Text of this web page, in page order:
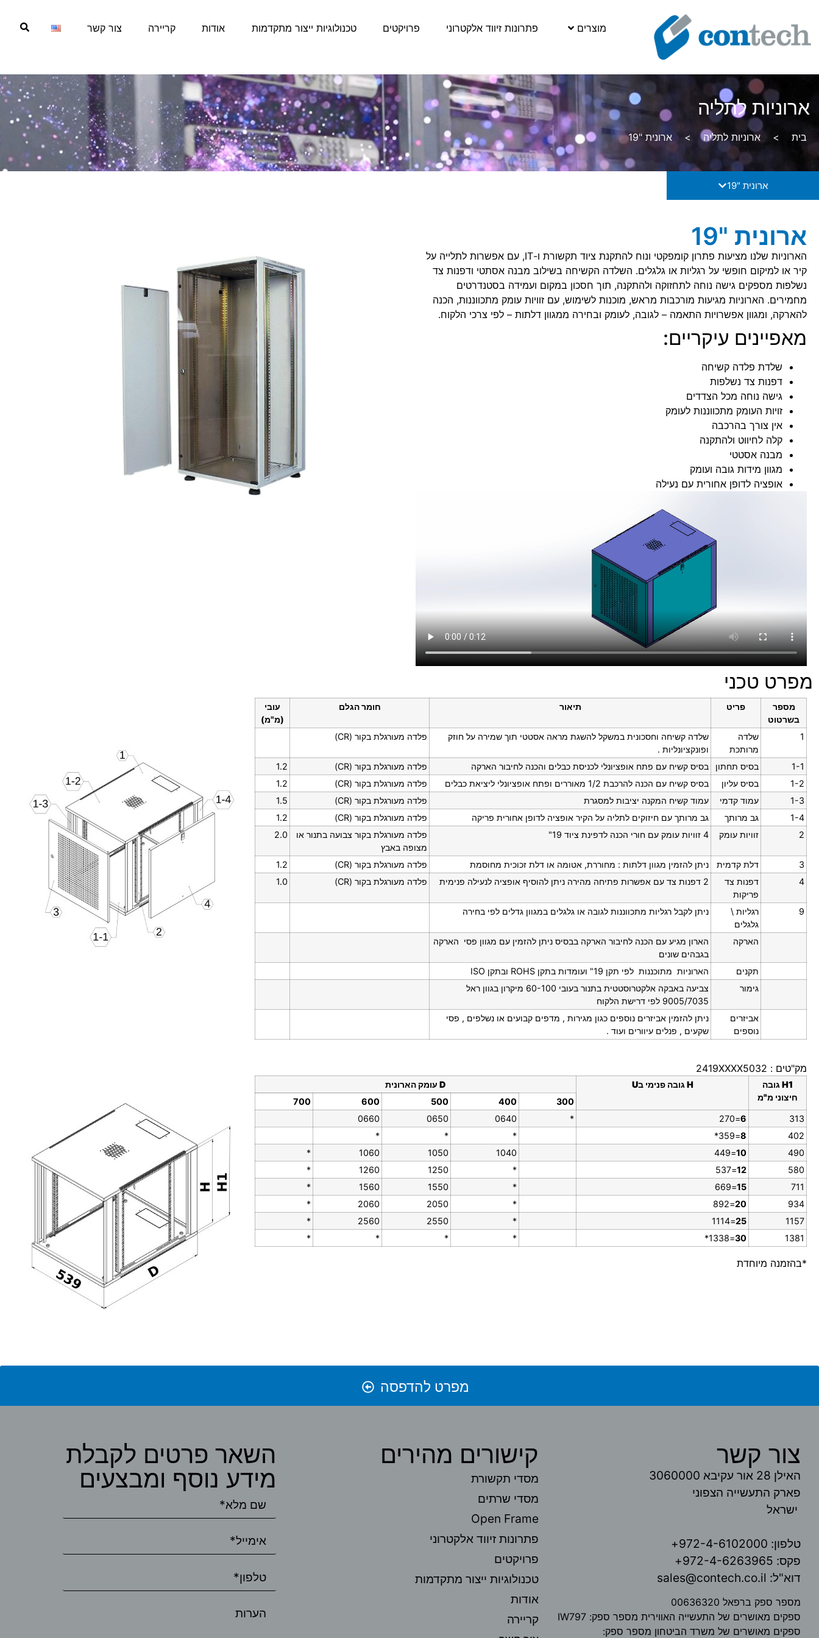
מוצרים פתרונות זיווד אלקטרוני פרויקטים טכנולוגיות ייצור מתקדמות אודות קריירה צור קשר
ארוניות לתליה
בית > ארוניות לתליה > ארונית "19
ארונית "19
ארונית "19
הארוניות שלנו מציעות פתרון קומפקטי ונוח להתקנת ציוד תקשורת ו-IT, עם אפשרות לתלייה על
קיר או למיקום חופשי על רגליות או גלגלים. השלדה הקשיחה בשילוב מבנה אסתטי ודפנות צד
נשלפות מספקים גישה נוחה לתחזוקה ולהתקנה, תוך חסכון במקום ועמידה בסטנדרטים
מחמירים. הארוניות מגיעות מורכבות מראש, מוכנות לשימוש, עם זוויות עומק מתכווננות, הכנה
להארקה, ומגוון אפשרויות התאמה – לגובה, לעומק ובחירה ממגוון דלתות – לפי צרכי הלקוח.
מאפיינים עיקריים:
שלדת פלדה קשיחה
דפנות צד נשלפות
גישה נוחה מכל הצדדים
זויות העומק מתכווננות לעומק
אין צורך בהרכבה
קלה לחיווט ולהתקנה
מבנה אסטטי
מגוון מידות גובה ועומק
אופציה לדופן אחורית עם נעילה
מפרט טכני
מספר
בשרטוט
פריט תיאור חומר הגלם
עובי
(מ"מ)
1
שלדה
מרותכת
שלדה קשיחה וחסכונית במשקל להשגת מראה אסטטי תוך שמירה על חוזק
ופונקציונליות .
פלדה מעורגלת בקור (CR)
1-1 בסיס תחתון בסיס קשיח עם פתח אופציונלי לכניסת כבלים והכנה לחיבור הארקה פלדה מעורגלת בקור (CR)
1.2
1-2
בסיס עליון בסיס קשיח עם הכנה להרכבת 1/2 מאוררים ופתח אופציונלי ליציאת כבלים פלדה מעורגלת בקור (CR)
1.2
1-3
עמוד קדמי עמוד קשיח המקנה יציבות למסגרת פלדה מעורגלת בקור (CR)
1.5
1-4
גב מרותך גב מרותך עם חיזוקים לתליה על הקיר אופציה לדופן אחורית פריקה פלדה מעורגלת בקור (CR)
1.2
2
זוויות עומק 4 זוויות עומק עם חורי הכנה לדפינת ציוד 19"
פלדה מעורגלת בקור צבועה בתנור או
מצופה באבץ
2.0
3 דלת קדמית ניתן להזמין מגוון דלתות : מחוררת, אטומה או דלת זכוכית מחוסמת פלדה מעורגלת בקור (CR)
1.2
4
דפנות צד
פריקות
2 דפנות צד עם אפשרות פתיחה מהירה ניתן להוסיף אופציה לנעילה פנימית פלדה מעורגלת בקור (CR) 1.0
9
רגליות \
גלגלים
ניתן לקבל רגליות מתכווננות לגובה או גלגלים במגוון גדלים לפי בחירה
הארקה
הארון מגיע עם הכנה לחיבור הארקה בבסיס ניתן להזמין עם מגוון פסי הארקה
בגבהים שונים
תקנים
הארוניות מתוכננות לפי תקן 19" ועומדות בתקן ROHS ובתקן ISO
גימור
צביעה באבקה אלקטרוסטטית בתנור בעובי 60-100 מיקרון בגוון ראל
9005/7035 לפי דרישת הלקוח
אביזרים
נוספים
ניתן להזמין אביזרים נוספים כגון מגירות , מדפים קבועים או נשלפים , פסי
שקעים , פנלים עיוורים ועוד .
מק"טים : 2419XXXX5032
H1 גובה
חיצוני מ"מ
H גובה פנימי בU
D עומק הארונית
300
400
500
600
700
313
6
=270
*
0640
0650
0660
402
8
=359*
*
*
*
490
10
=449
1040
1050
1060
*
580
12
=537
*
1250
1260
*
711
15
=669
*
1550
1560
*
934
20
=892
*
2050
2060
*
1157
25
=1114
*
2550
2560
*
1381
30
=1338*
*
*
*
*
*בהזמנה מיוחדת
מפרט להדפסה
צור קשר
האילן 28 אור עקיבא 3060000
פארק התעשייה הצפוני
ישראל
טלפון: 972-4-6102000+
פקס: 972-4-6263965+
דוא"ל: sales@contech.co.il
מספר ספק ברפאל 00636320
ספקים מאושרים של התעשייה האווירית מספר ספק: IW797
ספקים מאושרים של משרד הביטחון מספר ספק:
קישורים מהירים
מסדי תקשורת
מסדי שרתים
Open Frame
פתרונות זיווד אלקטרוני
פרויקטים
טכנולוגיות ייצור מתקדמות
אודות
קריירה
השאר פרטים לקבלת
מידע נוסף ומבצעים